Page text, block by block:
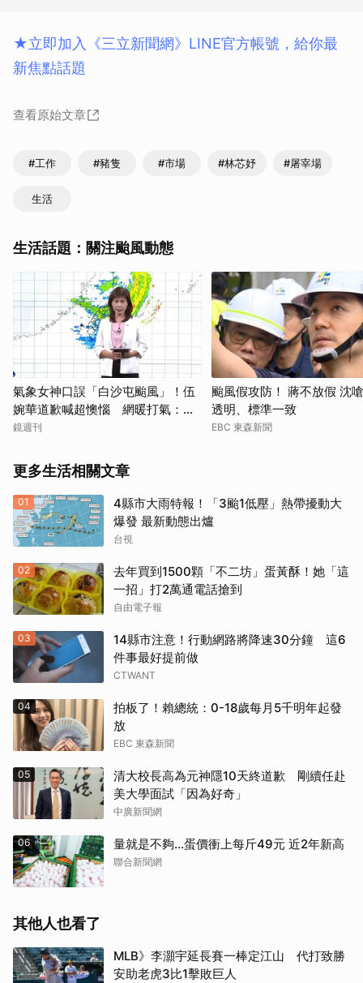
★立即加入《三立新聞網》LINE官方帳號，給你最
新焦點話題
查看原始文章
#工作 #豬隻 #市場 #林芯妤 #屠宰場
生活
生活話題：關注颱風動態
氣象女神口誤「白沙屯颱風」！伍
婉華道歉喊超懊惱 網暖打氣：覺
得更親切
鏡週刊
颱風假攻防！ 蔣不放假 沈
透明、標準一致
EBC 東森新聞
更多生活相關文章
01
4縣市大雨特報！「3颱1低壓」熱帶擾動大
爆發 最新動態出爐
台視
02
去年買到1500顆「不二坊」蛋黃酥！她「這
一招」打2萬通電話搶到
自由電子報
03
14縣市注意！行動網路將降速30分鐘 這6
件事最好提前做
CTWANT
04
拍板了！賴總統：0-18歲每月5千明年起發
放
EBC 東森新聞
05
清大校長高為元神隱10天終道歉 剛續任赴
美大學面試「因為好奇」
中廣新聞網
06 量就是不夠…蛋價衝上每斤49元 近2年新高
聯合新聞網
其他人也看了
MLB》李灝宇延長賽一棒定江山 代打致勝
安助老虎3比1擊敗巨人